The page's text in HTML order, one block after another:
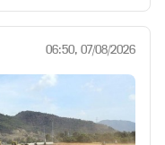
06:50, 07/08/2026